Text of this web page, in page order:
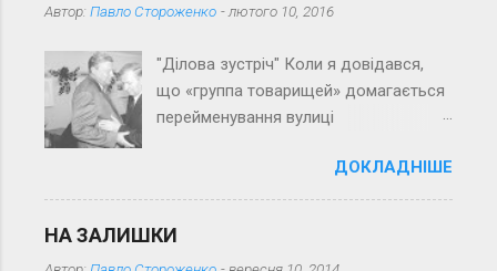
Автор: Павло Стороженко - лютого 10, 2016
"Ділова зустріч" Коли я довідався,
що «группа товарищей» домагається
перейменування вулиці
імені (перепрошую за суцільну
тавтологію), якось зразу зринув у
ДОКЛАДНІШЕ
НА ЗАЛИШКИ